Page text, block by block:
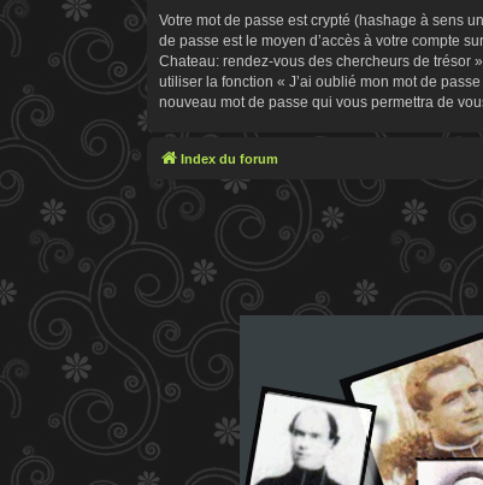
Votre mot de passe est crypté (hashage à sens
de passe est le moyen d’accès à votre compte
Chateau: rendez-vous des chercheurs de trésor
utiliser la fonction « J’ai oublié mon mot de
nouveau mot de passe qui vous permettra de
Index du forum